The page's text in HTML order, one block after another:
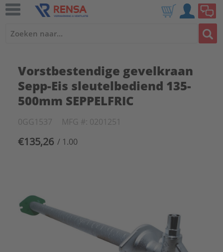
Vorstbestendige gevelkraan
Sepp-Eis sleutelbediend 135-
500mm SEPPELFRIC
0GG1537 MFG #: 0201251
€135,26 / 1.00